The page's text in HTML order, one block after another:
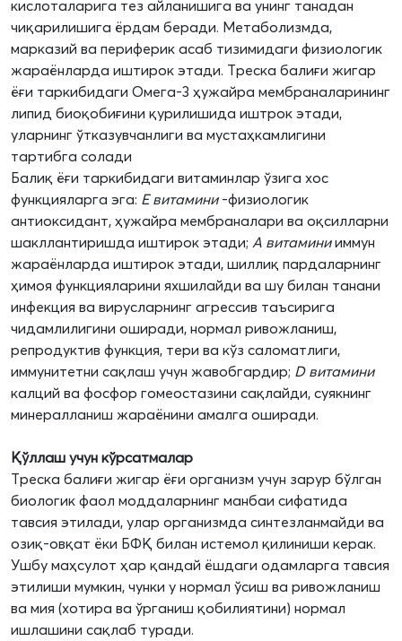
кислоталарига тез айланишига ва унинг танадан
чиқарилишига ёрдам беради. Метаболизмда,
марказий ва периферик асаб тизимидаги физиологик
жараёнларда иштирок этади. Треска балиғи жигар
ёғи таркибидаги Омега-3 ҳужайра мембраналарининг
липид биоқобиғини қурилишида иштрок этади,
уларнинг ўтказувчанлиги ва мустаҳкамлигини
тартибга солади
Балиқ ёғи таркибидаги витаминлар ўзига хос
функцияларга эга: Е витамини-физиологик
антиоксидант, ҳужайра мембраналари ва оқсилларни
шакллантиришда иштирок этади; А витаминииммун
жараёнларда иштирок этади, шиллиқ пардаларнинг
ҳимоя функцияларини яхшилайди ва шу билан танани
инфекция ва вирусларнинг агрессив таъсирига
чидамлилигини оширади, нормал ривожланиш,
репродуктив функция, тери ва кўз саломатлиги,
иммунитетни сақлаш учун жавобгардир; D витамини
калций ва фосфор гомеостазини сақлайди, суякнинг
минералланиш жараёнини амалга оширади.
Қўллаш учун кўрсатмалар
Треска балиғи жигар ёғи организм учун зарур бўлган
биологик фаол моддаларнинг манбаи сифатида
тавсия этилади, улар организмда синтезланмайди ва
озиқ-овқат ёки БФҚ билан истемол қилиниши керак.
Ушбу маҳсулот ҳар қандай ёшдаги одамларга тавсия
этилиши мумкин, чунки у нормал ўсиш ва ривожланиш
ва мия (хотира ва ўрганиш қобилиятини) нормал
ишлашини сақлаб туради.